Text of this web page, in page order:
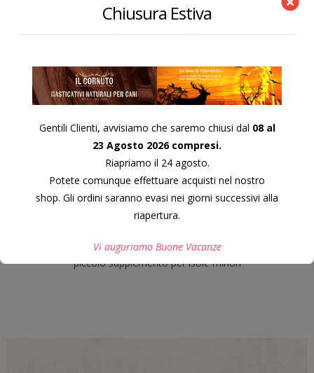
sicuri tramite carte di
credito, prepagate e
piccolo supplemento per isole minori
Chiusura Estiva
Gentili Clienti, avvisiamo che saremo chiusi dal 08 al
23 Agosto 2026 compresi.
Riapriamo il 24 agosto.
Potete comunque effettuare acquisti nel nostro
shop. Gli ordini saranno evasi nei giorni successivi alla
riapertura.
Vi auguriamo Buone Vacanze